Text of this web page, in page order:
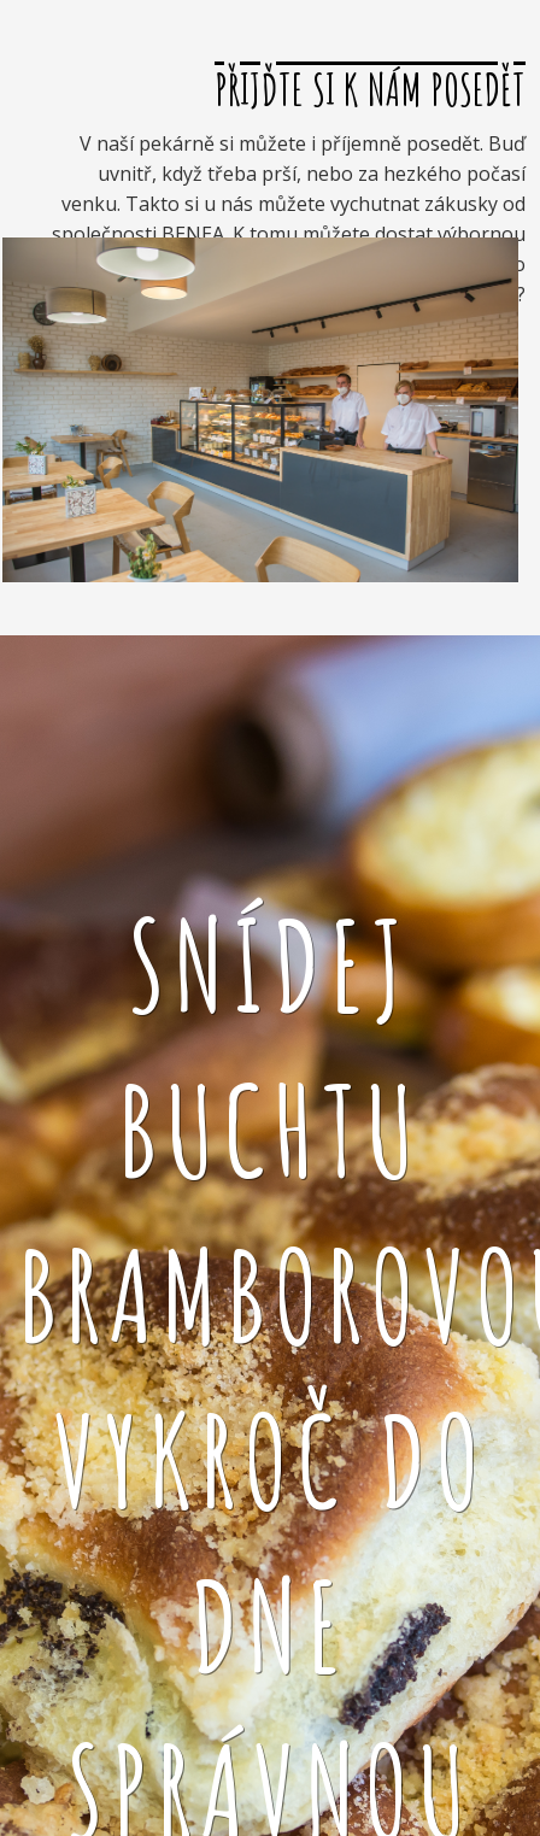
PŘIJĎTE SI K NÁM POSEDĚT
V naší pekárně si můžete i příjemně posedět. Buď
uvnitř, když třeba prší, nebo za hezkého počasí
venku. Takto si u nás můžete vychutnat zákusky od
společnosti BENEA. K tomu můžete dostat výbornou
kávou. Nebo si raději dáte zrmzlinový pohár nebo
vynikající točenou zmrzlinu?
SNÍDEJ
BUCHTU
VYKROČ DO
DNE
SPRÁVNOU